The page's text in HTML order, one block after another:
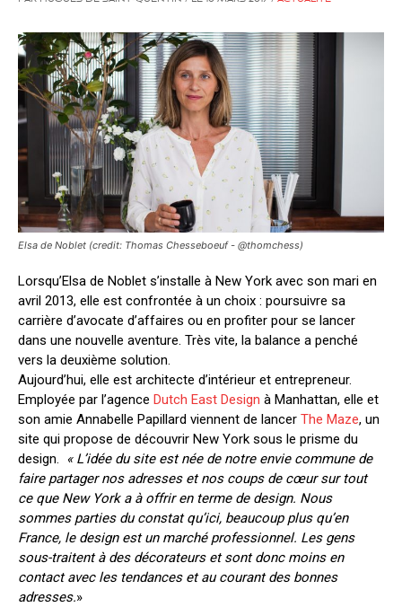
Elsa de Noblet (credit: Thomas Chesseboeuf - @thomchess)
Lorsqu’Elsa de Noblet s’installe à New York avec son mari en
avril 2013, elle est confrontée à un choix : poursuivre sa
carrière d’avocate d’affaires ou en profiter pour se lancer
dans une nouvelle aventure. Très vite, la balance a penché
vers la deuxième solution.
Aujourd’hui, elle est architecte d’intérieur et entrepreneur.
Employée par l’agence Dutch East Design à Manhattan, elle et
son amie Annabelle Papillard viennent de lancer The Maze, un
site qui propose de découvrir New York sous le prisme du
design.
« L’idée du site est née de notre envie commune de
faire partager nos adresses et nos coups de cœur sur tout
ce que New York a à offrir en terme de design. Nous
sommes parties du constat qu’ici, beaucoup plus qu’en
France, le design est un marché professionnel. Les gens
sous-traitent à des décorateurs et sont donc moins en
contact avec les tendances et au courant des bonnes
adresses.»